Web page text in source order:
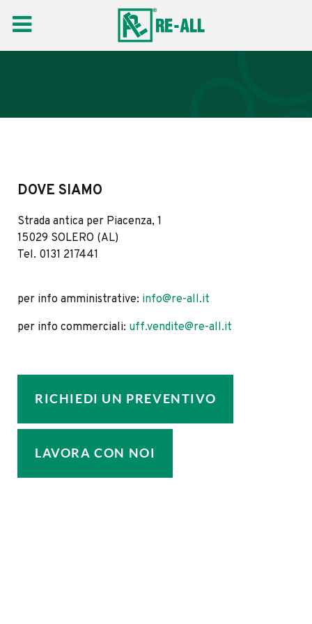
DOVE SIAMO
Strada antica per Piacenza, 1
15029 SOLERO (AL)
Tel. 0131 217441
per info amministrative: info@re-all.it
per info commerciali: uff.vendite@re-all.it
RICHIEDI UN PREVENTIVO
LAVORA CON NOI